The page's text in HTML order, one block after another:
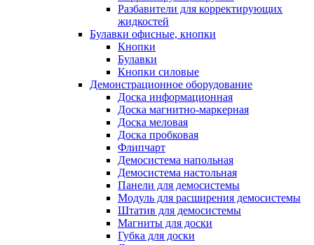
Разбавители для корректирующих
жидкостей
Булавки офисные, кнопки
Кнопки
Булавки
Кнопки силовые
Демонстрационное оборудование
Доска информационная
Доска магнитно-маркерная
Доска меловая
Доска пробковая
Флипчарт
Демосистема напольная
Демосистема настольная
Панели для демосистемы
Модуль для расширения демосистемы
Штатив для демосистемы
Магниты для доски
Губка для доски